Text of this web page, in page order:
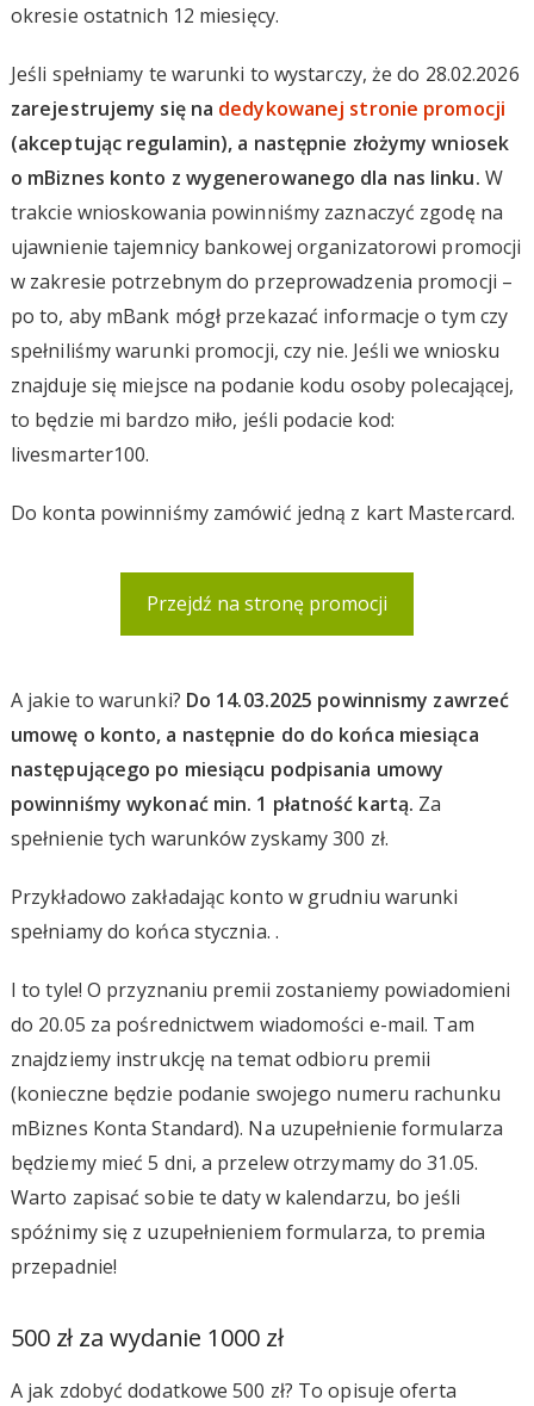
okresie ostatnich 12 miesięcy.
Jeśli spełniamy te warunki to wystarczy, że do 28.02.2026
zarejestrujemy się na dedykowanej stronie promocji
(akceptując regulamin), a następnie złożymy wniosek
o mBiznes konto z wygenerowanego dla nas linku. W
trakcie wnioskowania powinniśmy zaznaczyć zgodę na
ujawnienie tajemnicy bankowej organizatorowi promocji
w zakresie potrzebnym do przeprowadzenia promocji –
po to, aby mBank mógł przekazać informacje o tym czy
spełniliśmy warunki promocji, czy nie. Jeśli we wniosku
znajduje się miejsce na podanie kodu osoby polecającej,
to będzie mi bardzo miło, jeśli podacie kod:
livesmarter100.
Do konta powinniśmy zamówić jedną z kart Mastercard.
Przejdź na stronę promocji
A jakie to warunki? Do 14.03.2025 powinnismy zawrzeć
umowę o konto, a następnie do do końca miesiąca
następującego po miesiącu podpisania umowy
powinniśmy wykonać min. 1 płatność kartą. Za
spełnienie tych warunków zyskamy 300 zł.
Przykładowo zakładając konto w grudniu warunki
spełniamy do końca stycznia. .
I to tyle! O przyznaniu premii zostaniemy powiadomieni
do 20.05 za pośrednictwem wiadomości e-mail. Tam
znajdziemy instrukcję na temat odbioru premii
(konieczne będzie podanie swojego numeru rachunku
mBiznes Konta Standard). Na uzupełnienie formularza
będziemy mieć 5 dni, a przelew otrzymamy do 31.05.
Warto zapisać sobie te daty w kalendarzu, bo jeśli
spóźnimy się z uzupełnieniem formularza, to premia
przepadnie!
500 zł za wydanie 1000 zł
A jak zdobyć dodatkowe 500 zł? To opisuje oferta